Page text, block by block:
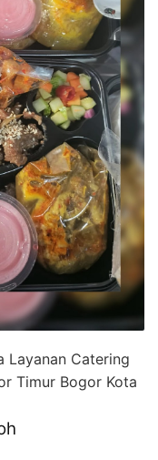
Layanan Catering
Timur Bogor Kota